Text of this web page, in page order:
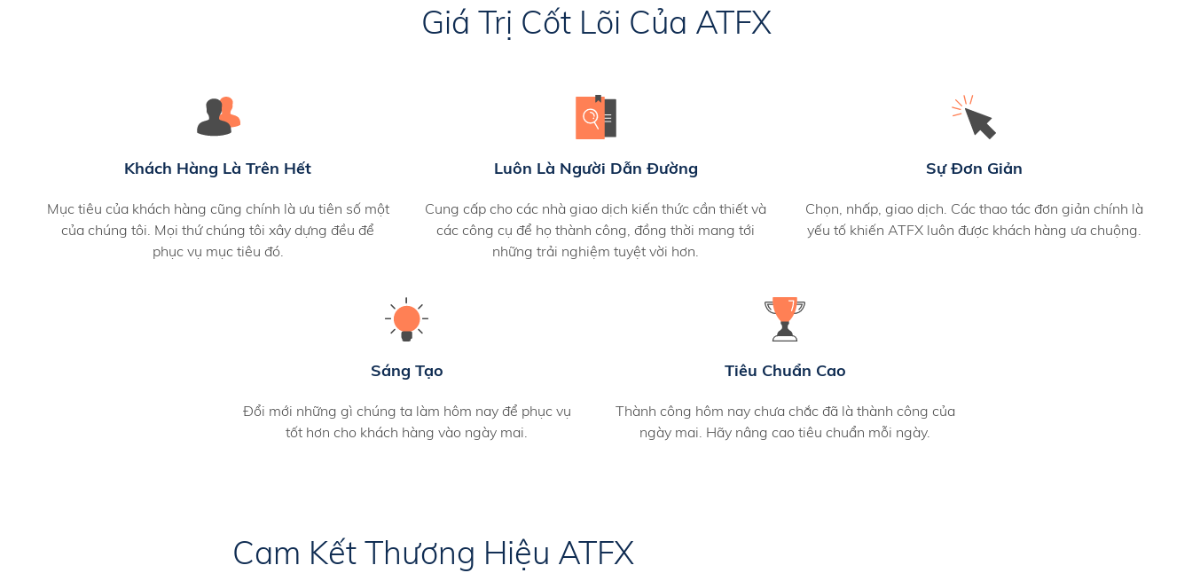
Giá Trị Cốt Lõi Của ATFX
Khách Hàng Là Trên Hết
Mục tiêu của khách hàng cũng chính là ưu tiên số một
của chúng tôi. Mọi thứ chúng tôi xây dựng đều để
phục vụ mục tiêu đó.
Luôn Là Người Dẫn Đường
Cung cấp cho các nhà giao dịch kiến thức cần thiết và
các công cụ để họ thành công, đồng thời mang tới
những trải nghiệm tuyệt vời hơn.
Sự Đơn Giản
Chọn, nhấp, giao dịch. Các thao tác đơn giản chính là
yếu tố khiến ATFX luôn được khách hàng ưa chuộng.
Sáng Tạo
Đổi mới những gì chúng ta làm hôm nay để phục vụ
tốt hơn cho khách hàng vào ngày mai.
Tiêu Chuẩn Cao
Thành công hôm nay chưa chắc đã là thành công của
ngày mai. Hãy nâng cao tiêu chuẩn mỗi ngày.
Cam Kết Thương Hiệu ATFX